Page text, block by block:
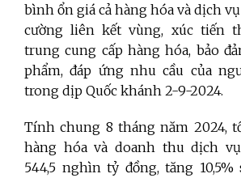
bình ổn giá cả hàng hóa và dịch
cường liên kết vùng, xúc tiến
trung cung cấp hàng hóa, bảo
phẩm, đáp ứng nhu cầu của
trong dịp Quốc khánh 2-9-2024.
Tính chung 8 tháng năm 2024,
hàng hóa và doanh thu dịch
544,5 nghìn tỷ đồng, tăng